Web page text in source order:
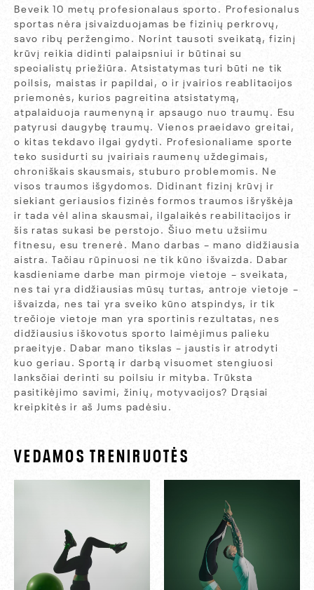
Beveik 10 metų profesionalaus sporto. Profesionalus
sportas nėra įsivaizduojamas be fizinių perkrovų,
savo ribų peržengimo. Norint tausoti sveikatą, fizinį
krūvį reikia didinti palaipsniui ir būtinai su
specialistų priežiūra. Atsistatymas turi būti ne tik
poilsis, maistas ir papildai, o ir įvairios reablitacijos
priemonės, kurios pagreitina atsistatymą,
atpalaiduoja raumenyną ir apsaugo nuo traumų. Esu
patyrusi daugybę traumų. Vienos praeidavo greitai,
o kitas tekdavo ilgai gydyti. Profesionaliame sporte
teko susidurti su įvairiais raumenų uždegimais,
chroniškais skausmais, stuburo problemomis. Ne
visos traumos išgydomos. Didinant fizinį krūvį ir
siekiant geriausios fizinės formos traumos išryškėja
ir tada vėl alina skausmai, ilgalaikės reabilitacijos ir
šis ratas sukasi be perstojo. Šiuo metu užsiimu
fitnesu, esu trenerė. Mano darbas – mano didžiausia
aistra. Tačiau rūpinuosi ne tik kūno išvaizda. Dabar
kasdieniame darbe man pirmoje vietoje – sveikata,
nes tai yra didžiausias mūsų turtas, antroje vietoje –
išvaizda, nes tai yra sveiko kūno atspindys, ir tik
trečioje vietoje man yra sportinis rezultatas, nes
didžiausius iškovotus sporto laimėjimus palieku
praeityje. Dabar mano tikslas – jaustis ir atrodyti
kuo geriau. Sportą ir darbą visuomet stengiuosi
lanksčiai derinti su poilsiu ir mityba. Trūksta
pasitikėjimo savimi, žinių, motyvacijos? Drąsiai
kreipkitės ir aš Jums padėsiu.
VEDAMOS TRENIRUOTĖS